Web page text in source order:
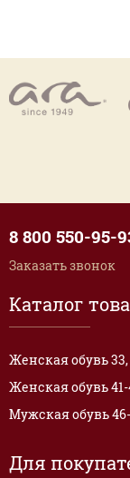
Каталог
Женская обувь 33,
Женская обувь 41-
Мужская обувь
Для
8 800 550-95-
Заказать звонок